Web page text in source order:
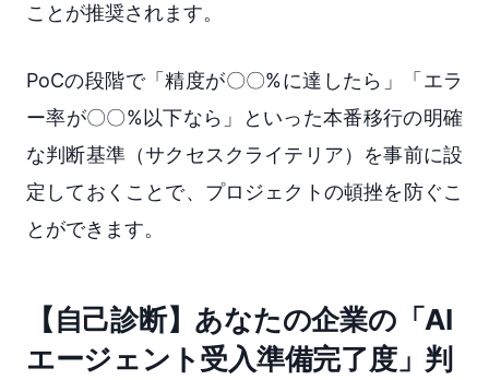
ことが推奨されます。
PoCの段階で「精度が〇〇%に達したら」「エラ
ー率が〇〇%以下なら」といった本番移行の明確
な判断基準（サクセスクライテリア）を事前に設
定しておくことで、プロジェクトの頓挫を防ぐこ
とができます。
【自己診断】あなたの企業の「AI
エージェント受入準備完了度」判